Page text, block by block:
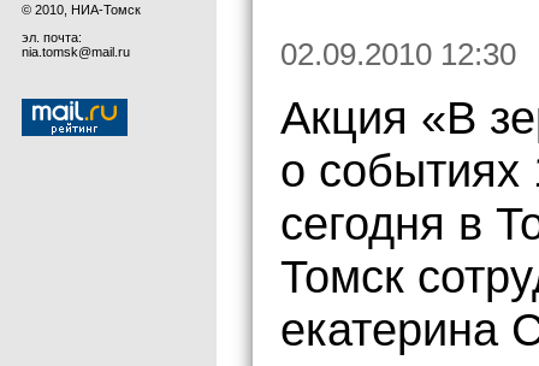
© 2010, НИА-Томск
эл. почта:
nia.tomsk@mail.ru
02.09.2010 12:30
Акция «В
о событиях
сегодня в
Томск
екатерина